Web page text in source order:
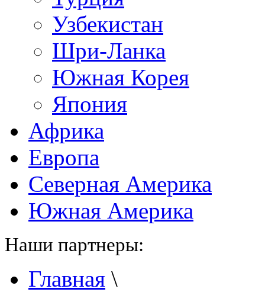
Узбекистан
Шри-Ланка
Южная Корея
Япония
Африка
Европа
Северная Америка
Южная Америка
Наши партнеры:
Главная \